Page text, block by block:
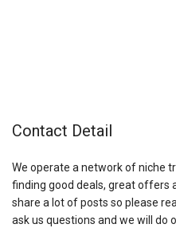
Contact Detail
We operate a network of niche
finding good deals, great offers
share a lot of posts so please
ask us questions and we will do